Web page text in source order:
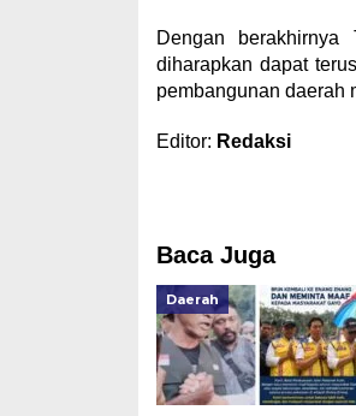
Dengan
diharapkan dapat
pembangunan daerah
Editor: Redaksi
Baca Juga
Daerah